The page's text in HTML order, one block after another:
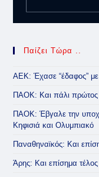
Παίζει Τώρα ..
ΑΕΚ: Έχασε “έδαφος” με
ΠΑΟΚ: Και πάλι πρώτος
ΠΑΟΚ: Έβγαλε την
Κηφισιά και Ολυμπιακό
Παναθηναϊκός: Και
Άρης: Και επίσημα